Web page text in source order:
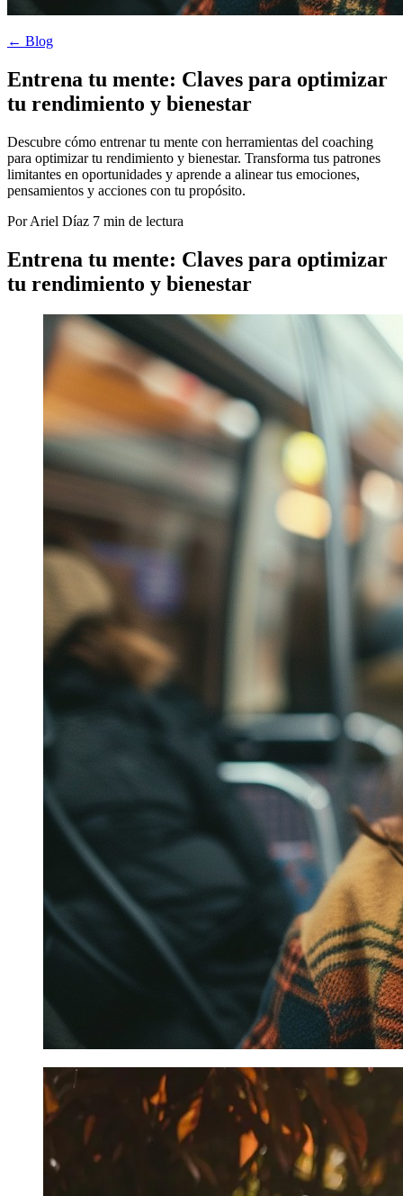
← Blog
Entrena tu mente: Claves para optimizar
tu rendimiento y bienestar
Descubre cómo entrenar tu mente con herramientas del coaching
para optimizar tu rendimiento y bienestar. Transforma tus patrones
limitantes en oportunidades y aprende a alinear tus emociones,
pensamientos y acciones con tu propósito.
Por Ariel Díaz 7 min de lectura
Entrena tu mente: Claves para optimizar
tu rendimiento y bienestar